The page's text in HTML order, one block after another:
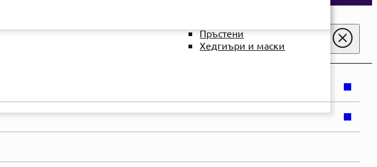
Пръстени
Хедгиъри и маски